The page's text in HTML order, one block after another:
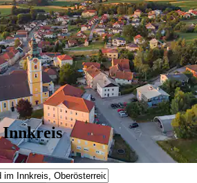
Innkreis